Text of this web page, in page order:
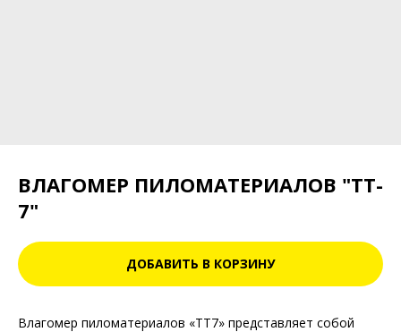
ВЛАГОМЕР ПИЛОМАТЕРИАЛОВ "TT-
7"
ДОБАВИТЬ В КОРЗИНУ
Влагомер пиломатериалов «ТТ7» представляет собой